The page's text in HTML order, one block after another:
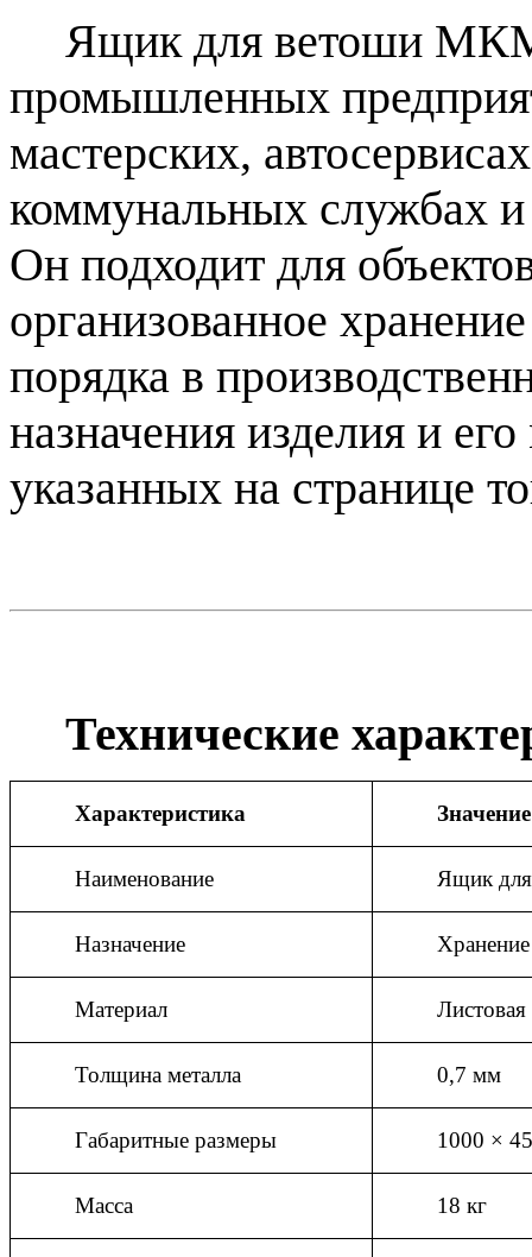
Ящик для ветоши
промышленных
мастерских,
коммунальных службах и
Он подходит для
организованное
порядка в
назначения изделия и
указанных на странице
Технические
Характеристика Значение
Наименование Ящик
Назначение
Материал Листовая
Толщина металла 0,7 мм
Габаритные размеры 1000 ×
Масса 18 кг